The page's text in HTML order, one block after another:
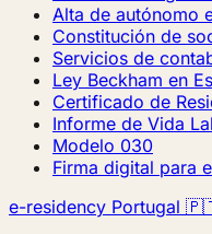
Alta de autónomo
Constitución de
Servicios de
Ley Beckham en
Certificado de
Informe de Vida
Modelo 030
Firma digital para
e-residency Portugal